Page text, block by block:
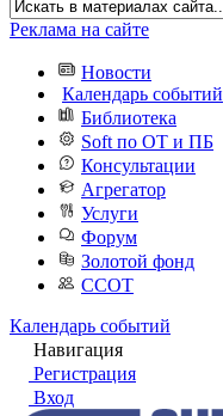
Реклама на сайте
Новости
Календарь событий
Библиотека
Soft по ОТ и ПБ
Консультации
Агрегатор
Услуги
Форум
Золотой фонд
ССОТ
Календарь событий
Навигация
Регистрация
Вход